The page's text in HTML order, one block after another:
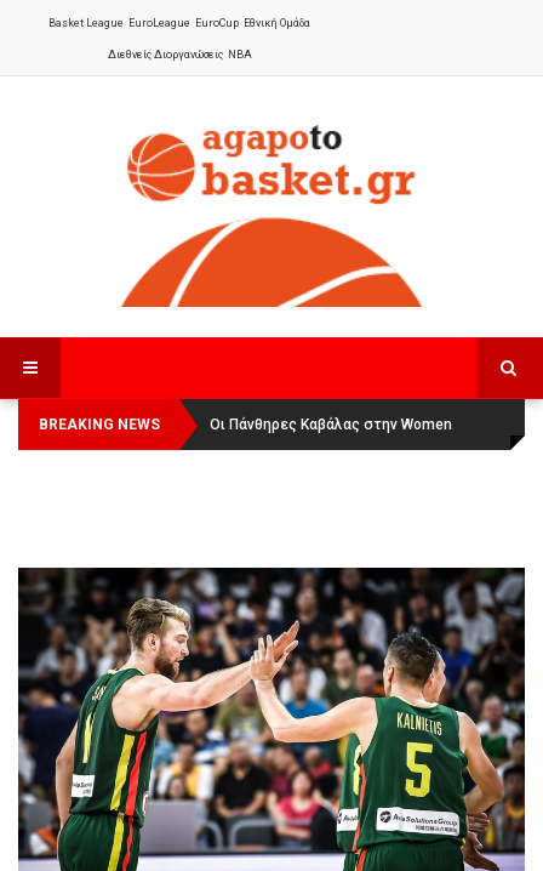
Basket League EuroLeague EuroCup Εθνική Ομάδα
Διεθνείς Διοργανώσεις NBA
BREAKING NEWS
Οι Πάνθηρες Καβάλας στην Women
Basketball League 1:
Αναχώρησε για τα Γιάννενα η Εθνική
Γυναικών